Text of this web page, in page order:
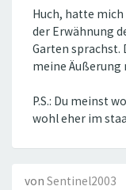
Huch, hatte
der Erwähnung
Garten sprachst.
meine
P.S.: Du meinst
wohl eher im
von Sentinel2003